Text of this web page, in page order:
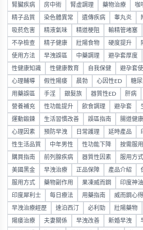
腎臟疾病 房中術 腎虛調理 藥物治療 咖
精子品質 染色體異常 遺傳疾病 睾丸炎
吸菸危害 精液氣味 精道梗阻 輸精管堵塞
不孕檢查 精子健康 壯陽食物 硬度提升
使用方法 早洩誤區 中藥調理 避孕套厚度
性健康知識 性健康教育 自我保健 避孕套
心理輔導 假性陽痿 晨勃 心因性ED 糖
用藥誤區 手淫 銀髮族 器質性ED 肝病
營養補充 性功能提升 飲食調理 避孕套
運動鍛鍊 生活習慣改善 誤區指南 腸道健康
心理因素 預防早洩 日常護理 延時產品
性生活品質 中年男性 性功能下降 按需服用
購買指南 前列腺疾病 器質性因素 服用方式
美國黑金 早洩治療 正品保障 產品介紹
服用方式 藥物副作用 果凍威而鋼 印度神油
印度犀利士 每日療法 用藥指南 威而鋼心得
早洩治療經歷 達泊西汀 必利勁 壯陽藥物
陽痿治療 夫妻關係 早洩改善 新婚早洩